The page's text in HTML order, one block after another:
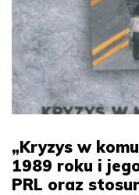
„Kryzys w
1989 roku i
PRL oraz